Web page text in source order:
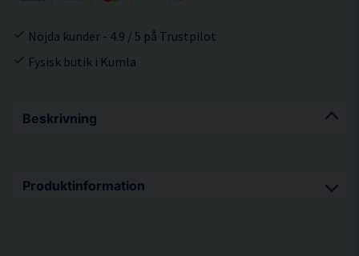
Beskrivning
Produktinformation
Nöjda kunder - 4.9 / 5 på Trustpilot
Fysisk butik i Kumla